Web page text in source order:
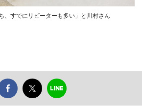
、すでにリピーターも多い」と川村さん